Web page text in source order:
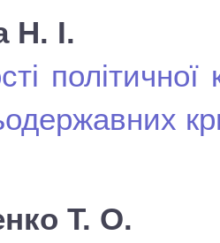
Н. І.
політичної
Т. О.